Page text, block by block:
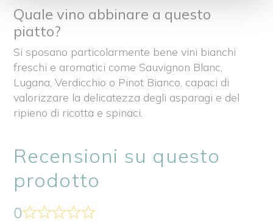
Quale vino abbinare a questo
piatto?
Si sposano particolarmente bene vini bianchi
freschi e aromatici come Sauvignon Blanc,
Lugana, Verdicchio o Pinot Bianco, capaci di
valorizzare la delicatezza degli asparagi e del
ripieno di ricotta e spinaci.
Recensioni su questo
prodotto
0